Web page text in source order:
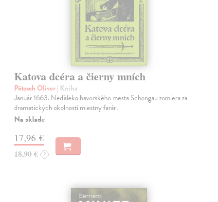
Katova dcéra a čierny mních
Pötzsch Oliver| Kniha
Január 1663. Neďaleko bavorského mesta Schongau zomiera za
dramatických okolností miestny farár.
Na sklade
17,96 €
18,90 € ?